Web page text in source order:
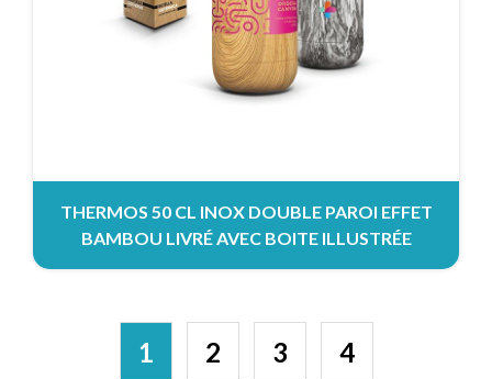
THERMOS 50 CL INOX DOUBLE PAROI EFFET
BAMBOU LIVRÉ AVEC BOITE ILLUSTRÉE
1 2 3 4